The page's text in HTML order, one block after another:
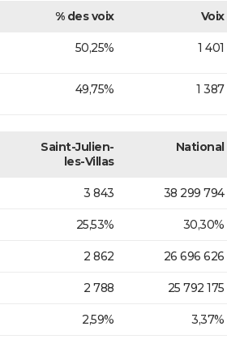
% des voix
Voix
50,25% 1 401
49,75% 1 387
Saint-Julien-
les-Villas
National
3 843 38 299 794
25,53% 30,30%
2 862 26 696 626
2 788 25 792 175
2,59% 3,37%